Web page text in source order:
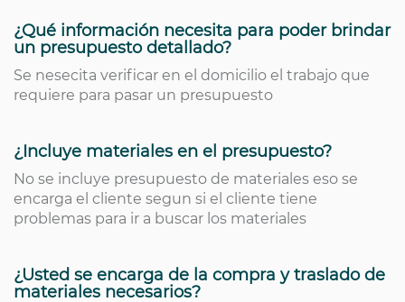
¿Qué información necesita para poder brindar
un presupuesto detallado?
Se nesecita verificar en el domicilio el trabajo que
requiere para pasar un presupuesto
¿Incluye materiales en el presupuesto?
No se incluye presupuesto de materiales eso se
encarga el cliente segun si el cliente tiene
problemas para ir a buscar los materiales
¿Usted se encarga de la compra y traslado de
materiales necesarios?